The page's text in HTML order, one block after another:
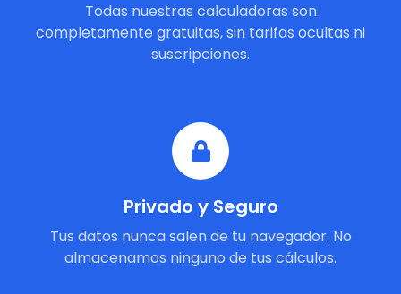
Todas nuestras calculadoras son
completamente gratuitas, sin tarifas ocultas ni
suscripciones.
Privado y Seguro
Tus datos nunca salen de tu navegador. No
almacenamos ninguno de tus cálculos.